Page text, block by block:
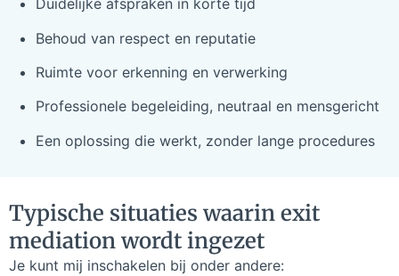
Duidelijke afspraken in korte tijd
Behoud van respect en reputatie
Ruimte voor erkenning en verwerking
Professionele begeleiding, neutraal en mensgericht
Een oplossing die werkt, zonder lange procedures
Typische situaties waarin exit
mediation wordt ingezet
Je kunt mij inschakelen bij onder andere: